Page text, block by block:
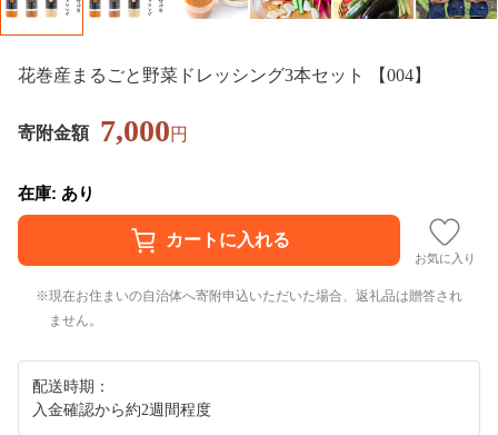
花巻産まるごと野菜ドレッシング3本セット 【004】
寄附金額 7,000円
在庫: あり
お気に入り
現在お住まいの自治体へ寄附申込いただいた場合、返礼品は贈答され
ません。
配送時期：
入金確認から約2週間程度